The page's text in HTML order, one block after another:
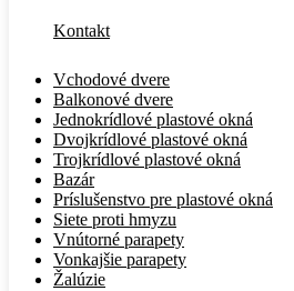
Kontakt
Vchodové dvere
Balkonové dvere
Jednokrídlové plastové okná
Dvojkrídlové plastové okná
Trojkrídlové plastové okná
Bazár
Príslušenstvo pre plastové okná
Siete proti hmyzu
Vnútorné parapety
Vonkajšie parapety
Žalúzie